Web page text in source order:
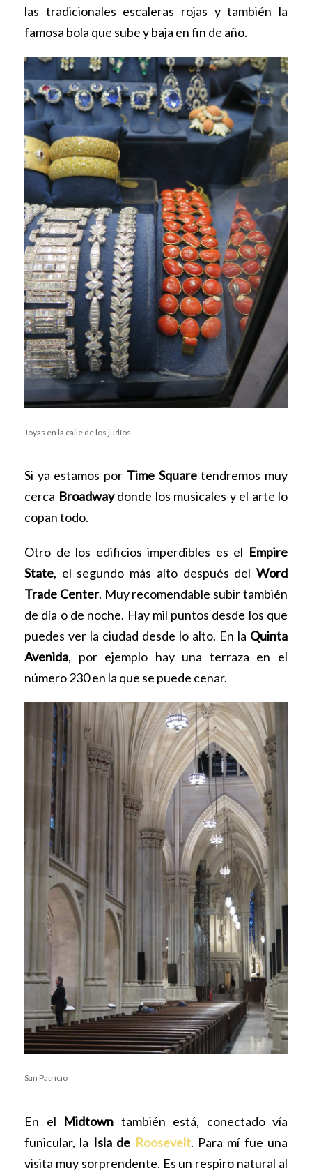
las tradicionales escaleras rojas y también la
famosa bola que sube y baja en fin de año.
Joyas en la calle de los judíos
Si ya estamos por Time Squaretendremos muy
cerca Broadwaydonde los musicales y el arte lo
copan todo.
Otro de los edificios imperdibles es el Empire
State, el segundo más alto después del Word
Trade Center. Muy recomendable subir también
de día o de noche. Hay mil puntos desde los que
puedes ver la ciudad desde lo alto. En la Quinta
Avenida, por ejemplo hay una terraza en el
número 230 en la que se puede cenar.
San Patricio
En el Midtown también está, conectado vía
funicular, la Isla de Roosevelt. Para mí fue una
visita muy sorprendente. Es un respiro natural al